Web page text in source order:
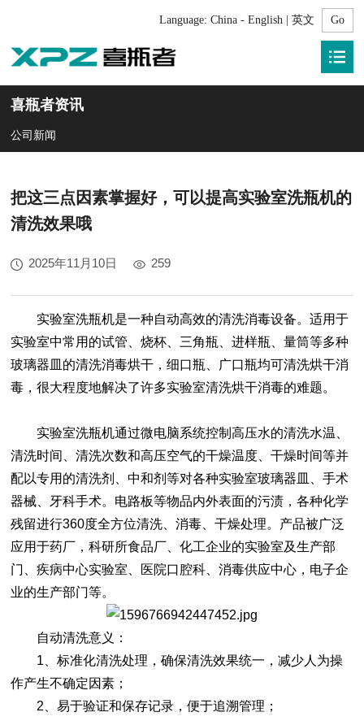
Language: China - English | 英文
喜瓶者资讯
公司新闻
把这三点因素掌握好，可以提高实验室洗瓶机的
清洗效果哦
2025年11月10日 259
实验室洗瓶机是一种自动高效的清洗消毒设备。适用于
实验室中常用的试管、烧杯、三角瓶、进样瓶、量筒等多种
玻璃器皿的清洗消毒烘干，细口瓶、广口瓶均可清洗烘干消
毒，很大程度地解决了许多实验室清洗烘干消毒的难题。
实验室洗瓶机通过微电脑系统控制高压水的清洗水温、
清洗时间、清洗次数和高压空气的干燥温度、干燥时间等并
配以专用的清洗剂、中和剂等对各种实验室玻璃器皿、手术
器械、牙科手术。电路板等物品内外表面的污渍，各种化学
残留进行360度全方位清洗、消毒、干燥处理。产品被广泛
应用于药厂，科研所食品厂、化工企业的实验室及生产部
门、疾病中心实验室、医院口腔科、消毒供应中心，电子企
业的生产部门等。
自动清洗意义：
1、标准化清洗处理，确保清洗效果统一，减少人为操
作产生不确定因素；
2、易于验证和保存记录，便于追溯管理；